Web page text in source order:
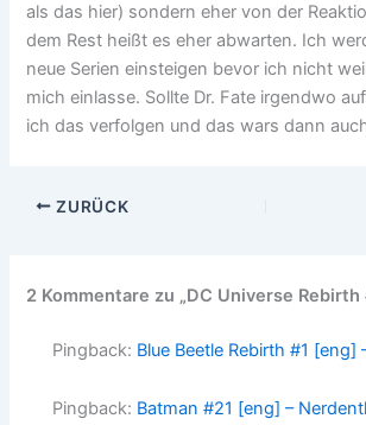
als das hier) sondern eher von der
dem Rest heißt es eher abwarten. Ich
neue Serien einsteigen bevor ich nicht
mich einlasse. Sollte Dr. Fate irgendwo
ich das verfolgen und das wars dann
ZURÜCK
2 Kommentare zu „DC Universe Rebirth
Pingback: Blue Beetle Rebirth #1 [eng]
Pingback: Batman #21 [eng] –